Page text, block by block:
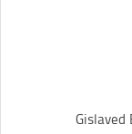
Gislaved